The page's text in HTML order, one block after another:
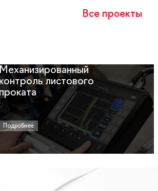
Все проекты
Механизированный
контроль листового
проката
Подробнее